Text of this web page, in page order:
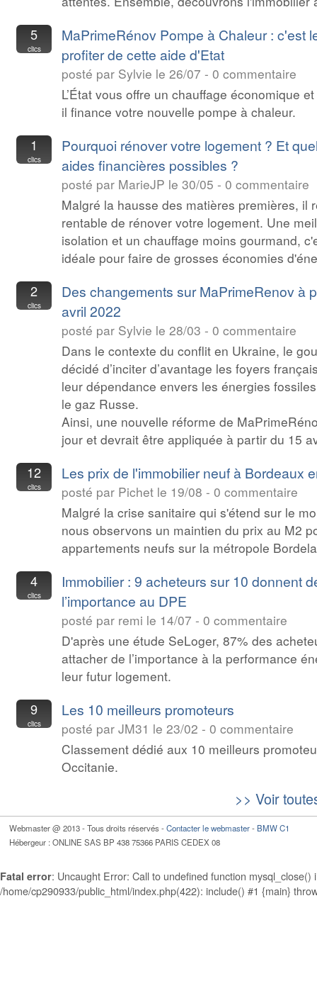
5
clics
MaPrimeRénov Pompe à Chaleur : c'est
profiter de cette aide d'Etat
posté par Sylvie le 26/07 - 0 commentaire
L’État vous offre un chauffage économique
il finance votre nouvelle pompe à chaleur.
1
clics
Pourquoi rénover votre logement ? Et
aides financières possibles ?
posté par MarieJP le 30/05 - 0 commentaire
Malgré la hausse des matières premières, il
rentable de rénover votre logement. Une
isolation et un chauffage moins gourmand,
idéale pour faire de grosses économies
2
clics
Des changements sur MaPrimeRenov à
avril 2022
posté par Sylvie le 28/03 - 0 commentaire
Dans le contexte du conflit en Ukraine, le
décidé d’inciter d’avantage les foyers
leur dépendance envers les énergies
le gaz Russe.
Ainsi, une nouvelle réforme de
jour et devrait être appliquée à partir du 15
12
clics
Les prix de l'immobilier neuf à Bordeaux
posté par Pichet le 19/08 - 0 commentaire
Malgré la crise sanitaire qui s'étend sur le
nous observons un maintien du prix au M2
appartements neufs sur la métropole
4
clics
Immobilier : 9 acheteurs sur 10 donnent
l’importance au DPE
posté par remi le 14/07 - 0 commentaire
D'après une étude SeLoger, 87% des
attacher de l’importance à la performance
leur futur logement.
9
clics
Les 10 meilleurs promoteurs
posté par JM31 le 23/02 - 0 commentaire
Classement dédié aux 10 meilleurs
Occitanie.
>> Voir
Webmaster @ 2013 - Tous droits réservés -Contacter le webmaster- BMW C1
Hébergeur : ONLINE SAS BP 438 75366 PARIS CEDEX 08
Fatal error: Uncaught Error: Call to undefined function
/home/cp290933/public_html/index.php(422): include() #1 {main}